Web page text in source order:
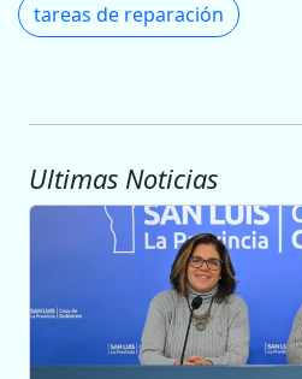
tareas de reparación
Ultimas Noticias